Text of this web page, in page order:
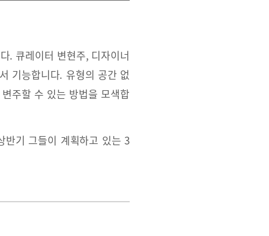
. 큐레이터 변현주, 디자이너
기능합니다. 유형의 공간 없
주할 수 있는 방법을 모색합
반기 그들이 계획하고 있는 3